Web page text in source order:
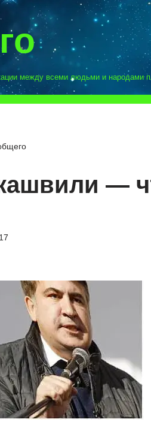
между всеми людьми и народами
—